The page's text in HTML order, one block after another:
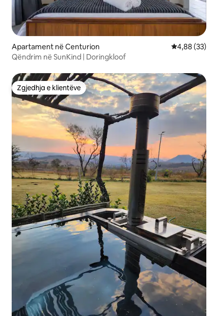
Apartament në Centurion Vlerësimi
4,88 (33)
Qëndrim në SunKind | Doringkloof
Zgjedhja e klientëve
Zgjedhja e klientëve